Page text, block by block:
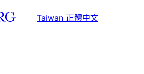
Taiwan 正體中文